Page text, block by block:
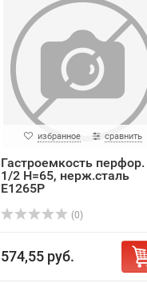
избранное сравнить
Гастроемкость перфор.
1/2 Н=65, нерж.сталь
E1265P
(0)
574,55 руб.